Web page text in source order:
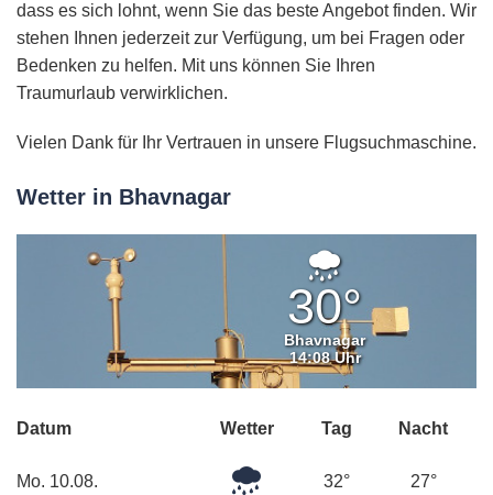
dass es sich lohnt, wenn Sie das beste Angebot finden. Wir
stehen Ihnen jederzeit zur Verfügung, um bei Fragen oder
Bedenken zu helfen. Mit uns können Sie Ihren
Traumurlaub verwirklichen.
Vielen Dank für Ihr Vertrauen in unsere Flugsuchmaschine.
Wetter in Bhavnagar
Leichter
Regen
30°
Bhavnagar
14:08 Uhr
Datum Wetter Tag Nacht
Mo. 10.08. 32° 27°